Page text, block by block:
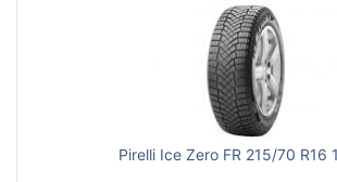
Pirelli Ice Zero FR 215/70 R16